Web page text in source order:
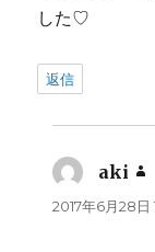
した♡
返信
aki
2017年6月28日